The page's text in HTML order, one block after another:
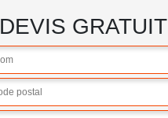
DEVIS GRATUIT